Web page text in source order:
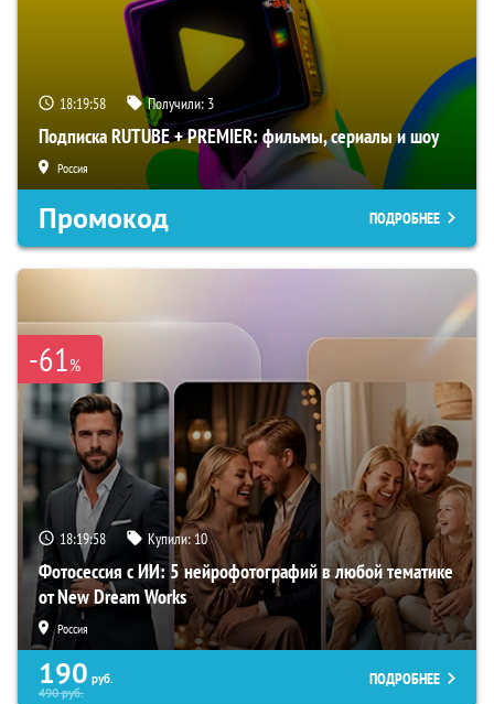
18:19:57 Получили: 3
Подписка RUTUBE + PREMIER: фильмы, сериалы и шоу
Россия
Промокод ПОДРОБНЕЕ
-61%
18:19:57 Купили:10
Фотосессия с ИИ: 5 нейрофотографий в любой тематике
от New Dream Works
Россия
190 руб.
490руб.
ПОДРОБНЕЕ